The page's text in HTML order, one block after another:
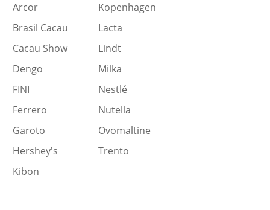
Arcor
Kopenhagen
Brasil Cacau
Lacta
Cacau Show
Lindt
Dengo
Milka
FINI
Nestlé
Ferrero
Nutella
Garoto
Ovomaltine
Hershey's
Trento
Kibon